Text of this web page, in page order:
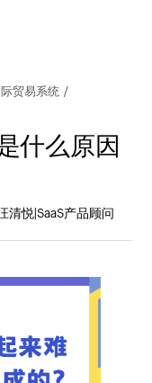
贸易系统 /
什么原因
清悦|SaaS产品顾问